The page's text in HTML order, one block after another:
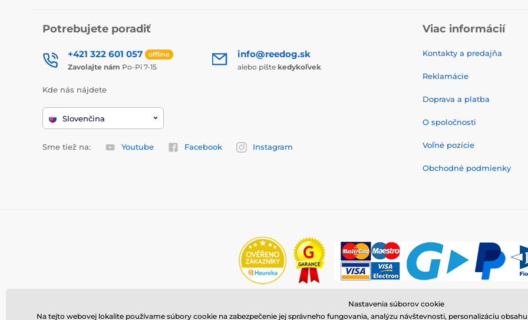
Potrebujete poradiť
+421 322 601 057 offline
Zavolajte nám Po-Pi 7-15
info@reedog.sk
alebo píšte kedykoľvek
Kde nás nájdete
Slovenčina
Sme tiež na: Youtube Facebook Instagram
Viac informácií
Kontakty a predajňa
Reklamácie
Doprava a platba
O spoločnosti
Voľné pozície
Obchodné podmienky
© 2026 www.reedog.sk ⦁ E-shop vytvorila
Nastavenia súborov cookie
Na tejto webovej lokalite používame súbory cookie na zabezpečenie jej správneho fungovania, analýzu návštevnosti, personalizáciu